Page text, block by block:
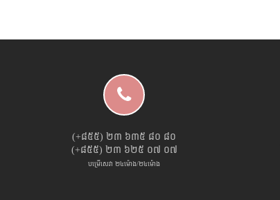
(+៨៥៥) ២៣ ៦៣៥ ៨០ ៨០
(+៨៥៥) ២៣ ៦២៥ ០៧ ០៧
បម្រើសេវា ២៤ម៉ោង/២៤ម៉ោង